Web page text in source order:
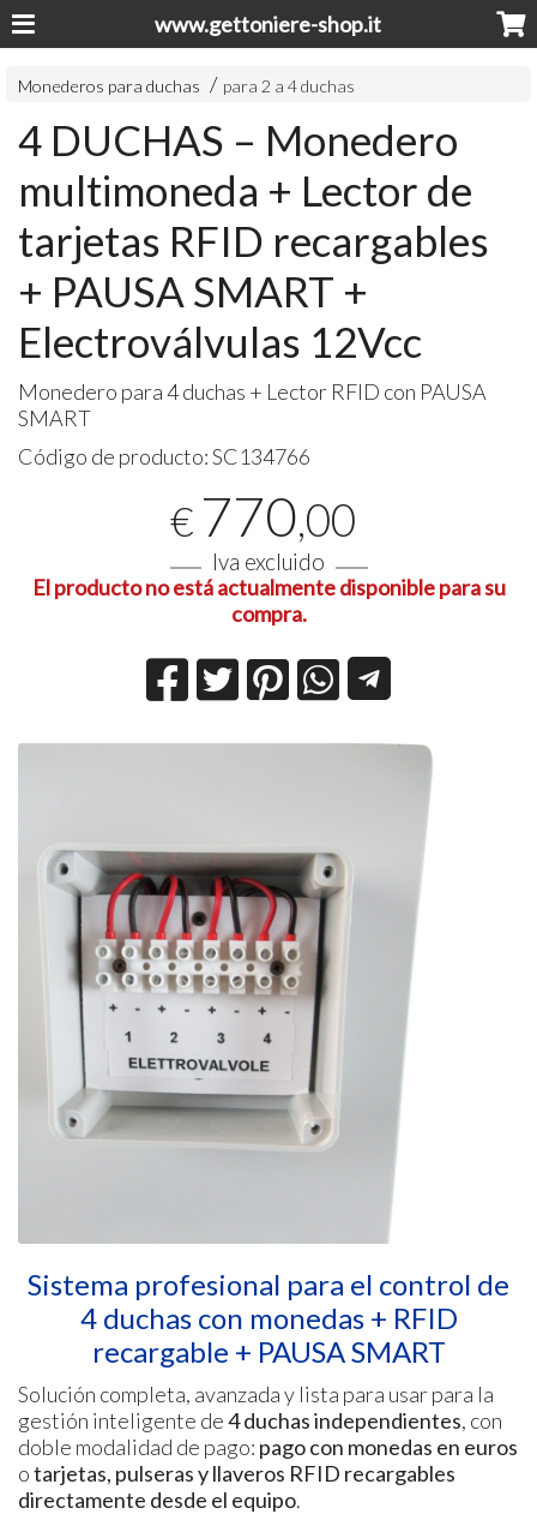
www.gettoniere-shop.it
Monederos para duchas para 2 a 4 duchas
4 DUCHAS – Monedero
multimoneda + Lector de
tarjetas RFID recargables
+ PAUSA SMART +
Electroválvulas 12Vcc
Monedero para 4 duchas + Lector RFID con PAUSA
SMART
Código de producto:SC134766
€ 770,00
Iva excluido
El producto no está actualmente disponible para su
compra.
Sistema profesional para el control de
4 duchas con monedas + RFID
recargable + PAUSA SMART
Solución completa, avanzada y lista para usar para la
gestión inteligente de4 duchas independientes, con
doble modalidad de pago: pago con monedas en euros
otarjetas, pulseras y llaveros RFID recargables
directamente desde el equipo.